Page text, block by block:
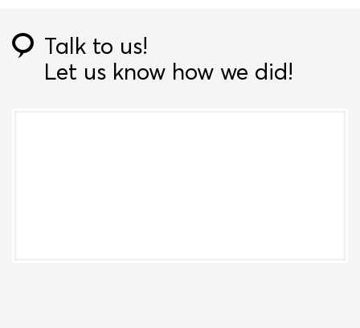
Talk to us!
Let us know how we did!